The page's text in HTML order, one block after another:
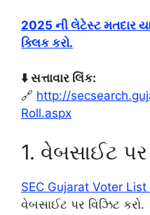
2025 ની લેટેસ્ટ મતદાર
ક્લિક કરો.
⬇️ સત્તાવાર લિંક:
🔗 http://
Roll.aspx
1. વેબસાઈટ
SEC Gujarat Voter
વેબસાઈટ પર વિઝિટ કરો.